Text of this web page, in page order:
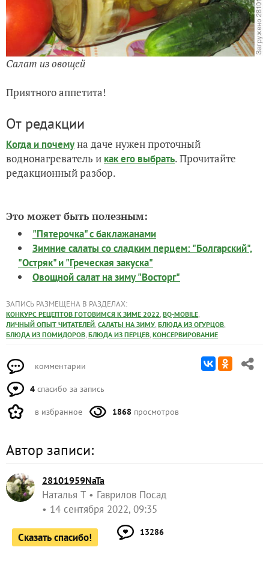
Салат из овощей
Приятного аппетита!
От редакции
Когда и почемуна даче нужен проточный
воднонагреватель и как его выбрать. Прочитайте
редакционный разбор.
Это может быть полезным:
"Пятерочка" с баклажанами
Зимние салаты со сладким перцем: "Болгарский",
"Остряк" и "Греческая закуска"
Овощной салат на зиму "Восторг"
ЗАПИСЬ РАЗМЕЩЕНА В РАЗДЕЛАХ:
КОНКУРС РЕЦЕПТОВ ГОТОВИМСЯ К ЗИМЕ 2022, BQ-MOBILE,
ЛИЧНЫЙ ОПЫТ ЧИТАТЕЛЕЙ, САЛАТЫ НА ЗИМУ, БЛЮДА ИЗ ОГУРЦОВ,
БЛЮДА ИЗ ПОМИДОРОВ, БЛЮДА ИЗ ПЕРЦЕВ, КОНСЕРВИРОВАНИЕ
комментарии
4 спасибо за запись
в избранное 1868 просмотров
Автор записи:
28101959NaTa
Наталья Т
Гаврилов Посад
14 сентября 2022, 09:35
Сказать спасибо! 13286